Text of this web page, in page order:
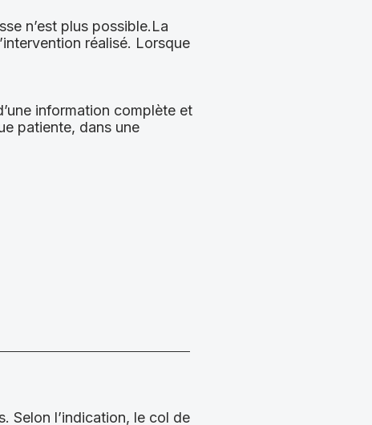
n’est plus possible.La
réalisé. Lorsque
information complète et
patiente, dans une
Selon l’indication, le col de